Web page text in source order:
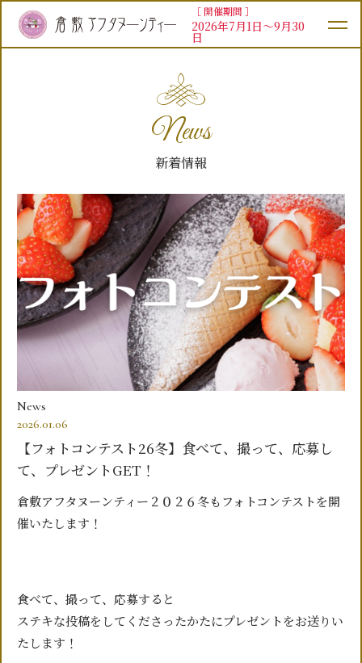
［ 開催期間 ］
2026年7月1日～9月30
日
News
新着情報
News
2026.01.06
【フォトコンテスト26冬】食べて、撮って、応募し
て、プレゼントGET！
倉敷アフタヌーンティー２０２６冬もフォトコンテストを開
催いたします！
食べて、撮って、応募すると
ステキな投稿をしてくださったかたにプレゼントをお送りい
たします！